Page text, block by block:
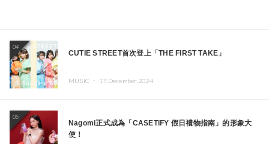
04
CUTIE STREET首次登上「THE FIRST TAKE」
MUSIC ・ 17.December.2024
05
Nagomi正式成為「CASETiFY 假日禮物指南」的形象大
使！